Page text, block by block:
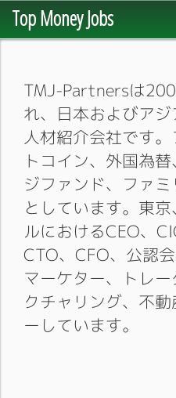
Top Money Jobs
TMJ-Partnersは
れ、日本およびア
人材紹介会社です
トコイン、外国為
ジファンド、ファ
としています。東
ルにおけるCEO、
CTO、CFO、公認
マーケター、トレ
クチャリング、不
ーしています。